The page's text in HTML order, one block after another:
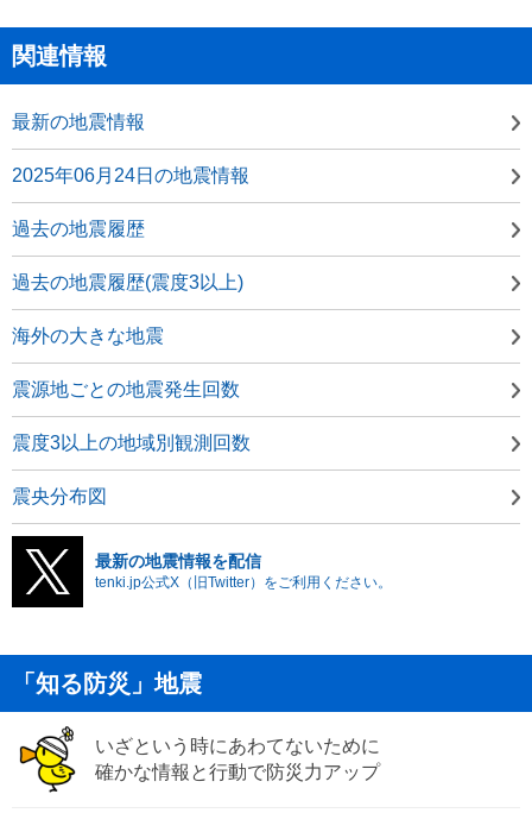
関連情報
最新の地震情報
2025年06月24日の地震情報
過去の地震履歴
過去の地震履歴(震度3以上)
海外の大きな地震
震源地ごとの地震発生回数
震度3以上の地域別観測回数
震央分布図
最新の地震情報を配信
tenki.jp公式X（旧Twitter）をご利用ください。
「知る防災」地震
いざという時にあわてないために
確かな情報と行動で防災力アップ